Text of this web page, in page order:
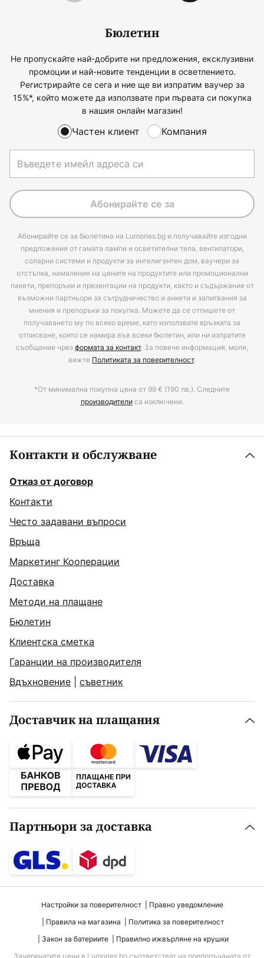
Бюлетин
Не пропускайте най-добрите ни предложения, ексклузивни
промоции и най-новите тенденции в осветлението.
Регистрирайте се сега и ние ще ви изпратим ваучер за
15%*, който можете да използвате при първата си покупка
в нашия онлайн магазин!
Частен клиент Компания
Абонирайте се за
Абонирайте се за бюлетина на Lumories.bg и получавайте изгодни
предложения от гамата лампи и осветителни тела, вентилатори,
соларни системи и продукти за интелигентен дом, ваучери за
отстъпка, намаления на цените на продуктите или промоционални
пакети, препоръки и презентации на продукти, както и съдържание от
възможни партньори за сътрудничество и анкети и запитвания за
мнения и препоръки за покупка. Можете да се отпишете от
получаването му по всяко време, като използвате връзката за
отписване, която се намира във всеки бюлетин, или ни изпратите
съобщение чрезформата за контакт. За повече информация, моля,
вижте Политиката за поверителност.
*От минимална покупна цена от 99 € (190 лв.). Следните
производителиса изключени.
Контакти и обслужване
Отказ от договор
Контакти
Често задавани въпроси
Връща
Маркетинг Кооперации
Доставка
Методи на плащане
Бюлетин
Клиентска сметка
Гаранции на производителя
Вдъхновение
съветник
Доставчик на плащания
Партньори за доставка
Настройки за поверителност
Правно уведомление
Правила на магазина
Политика за поверителност
Закон за батериите
Правилно ижвърляне на крушки
Зачеркнатите цени в Lumories.bg съответстват на препоръчаната от